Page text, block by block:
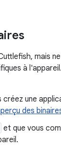
mais
à
créez une
des
et que vous